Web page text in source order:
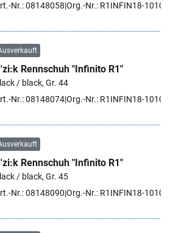
Nr.: 08148058 Org.-Nr.: R1INFIN18-1010
Rennschuh "Infinito R1"
/ black, Gr. 44
Nr.: 08148074Org.-Nr.: R1INFIN18-1010
Rennschuh "Infinito R1"
/ black, Gr. 45
Nr.: 08148090 Org.-Nr.: R1INFIN18-1010